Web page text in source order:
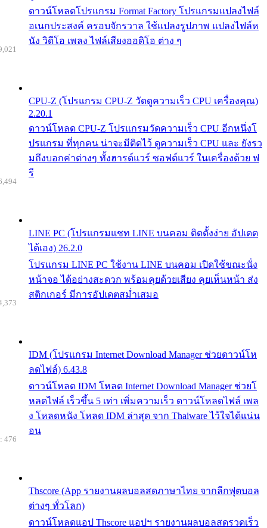
ดาวน์โหลดโปรแกรม Format Factory โปรแกรมแปลงไฟล์
อเนกประสงค์ ครอบจักรวาล ใช้แปลงรูปภาพ แปลงไฟล์ห
นัง วิดีโอ เพลง ไฟล์เสียงออดิโอ ต่าง ๆ
CPU-Z (โปรแกรม CPU-Z วัดดูความเร็ว CPU เครื่องคุณ)
2.20.1
ดาวน์โหลด CPU-Z โปรแกรมวัดความเร็ว CPU อีกหนึ่งโ
ปรแกรม ที่ทุกคน น่าจะมีติดไว้ ดูความเร็ว CPU และ ยังรว
มถึงบอกค่าต่างๆ ทั้งฮารด์แวร์ ซอฟต์แวร์ ในเครื่องด้วย ฟ
รี
LINE PC (โปรแกรมแชท LINE บนคอม ติดตั้งง่าย อัปเดต
ได้เอง) 26.2.0
โปรแกรม LINE PC ใช้งาน LINE บนคอม เปิดใช้ขณะนั่ง
หน้าจอ ได้อย่างสะดวก พร้อมคุยด้วยเสียง คุยเห็นหน้า ส่ง
สติกเกอร์ มีการอัปเดตสม่ำเสมอ
IDM (โปรแกรม Internet Download Manager ช่วยดาวน์โห
ลดไฟล์) 6.43.8
ดาวน์โหลด IDM โหลด Internet Download Manager ช่วยโ
หลดไฟล์ เร็วขึ้น 5 เท่า เพิ่มความเร็ว ดาวน์โหลดไฟล์ เพล
ง โหลดหนัง โหลด IDM ล่าสุด จาก Thaiware ไว้ใจได้แน่น
อน
Thscore (App รายงานผลบอลสดภาษาไทย จากลีกฟุตบอล
ต่างๆ ทั่วโลก)
ดาวน์โหลดแอป Thscore แอปฯ รายงานผลบอลสดรวดเร็ว
476